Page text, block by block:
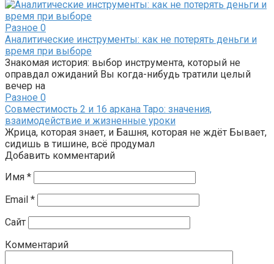
Разное 0
Аналитические инструменты: как не потерять деньги и
время при выборе
Знакомая история: выбор инструмента, который не
оправдал ожиданий Вы когда-нибудь тратили целый
вечер на
Разное 0
Совместимость 2 и 16 аркана Таро: значения,
взаимодействие и жизненные уроки
Жрица, которая знает, и Башня, которая не ждёт Бывает,
сидишь в тишине, всё продумал
Добавить комментарий
Имя *
Email *
Сайт
Комментарий